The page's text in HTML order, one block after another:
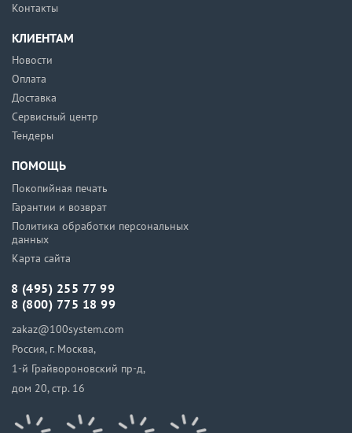
Контакты
КЛИЕНТАМ
Новости
Оплата
Доставка
Сервисный центр
Тендеры
ПОМОЩЬ
Покопийная печать
Гарантии и возврат
Политика обработки персональных
данных
Карта сайта
8 (495) 255 77 99
8 (800) 775 18 99
zakaz@100system.com
Россия, г. Москва,
1-й Грайвороновский пр-д,
дом 20, стр. 16